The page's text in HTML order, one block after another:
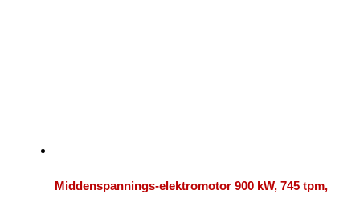
Middenspannings-elektromotor 900 kW, 745 tpm,